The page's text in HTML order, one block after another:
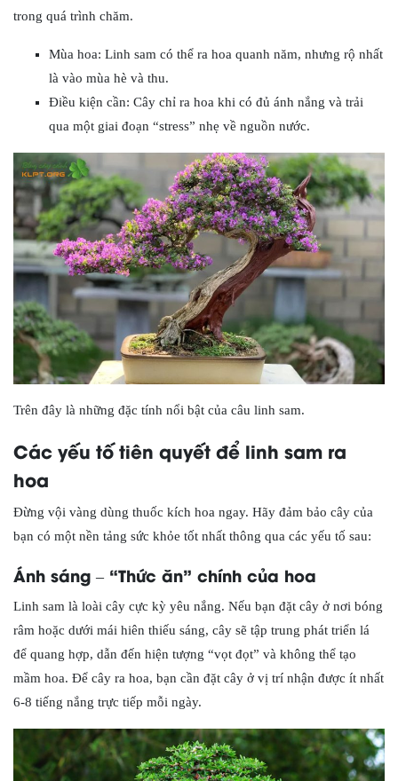
trong quá trình chăm.
Mùa hoa: Linh sam có thể ra hoa quanh năm, nhưng rộ nhất
là vào mùa hè và thu.
Điều kiện cần: Cây chỉ ra hoa khi có đủ ánh nắng và trải
qua một giai đoạn “stress” nhẹ về nguồn nước.
Trên đây là những đặc tính nổi bật của câu linh sam.
Các yếu tố tiên quyết để linh sam ra
hoa
Đừng vội vàng dùng thuốc kích hoa ngay. Hãy đảm bảo cây của
bạn có một nền tảng sức khỏe tốt nhất thông qua các yếu tố sau:
Ánh sáng – “Thức ăn” chính của hoa
Linh sam là loài cây cực kỳ yêu nắng. Nếu bạn đặt cây ở nơi bóng
râm hoặc dưới mái hiên thiếu sáng, cây sẽ tập trung phát triển lá
để quang hợp, dẫn đến hiện tượng “vọt đọt” và không thể tạo
mầm hoa. Để cây ra hoa, bạn cần đặt cây ở vị trí nhận được ít nhất
6-8 tiếng nắng trực tiếp mỗi ngày.